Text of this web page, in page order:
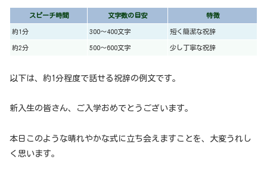
スピーチ時間 文字数の目安 特徴
約1分 300〜400文字 短く簡潔な祝辞
約2分 500〜600文字 少し丁寧な祝辞
以下は、約1分程度で話せる祝辞の例文です。
新入生の皆さん、ご入学おめでとうございます。
本日このような晴れやかな式に立ち会えますことを、大変うれし
く思います。